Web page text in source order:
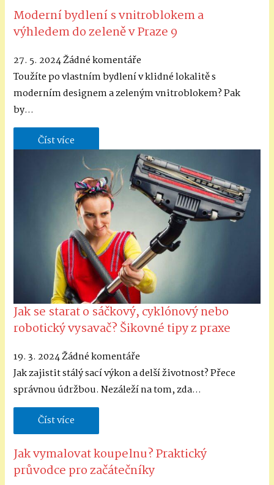
Moderní bydlení s vnitroblokem a
výhledem do zeleně v Praze 9
27. 5. 2024Žádné komentáře
Toužíte po vlastním bydlení v klidné lokalitě s
moderním designem a zeleným vnitroblokem? Pak
by…
Číst více
Jak se starat o sáčkový, cyklónový nebo
robotický vysavač? Šikovné tipy z praxe
19. 3. 2024Žádné komentáře
Jak zajistit stálý sací výkon a delší životnost? Přece
správnou údržbou. Nezáleží na tom, zda…
Číst více
Jak vymalovat koupelnu? Praktický
průvodce pro začátečníky